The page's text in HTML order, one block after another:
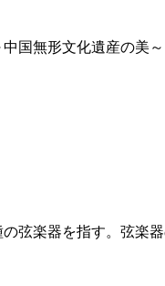
国無形文化遺産の
楽器を指す。弦楽